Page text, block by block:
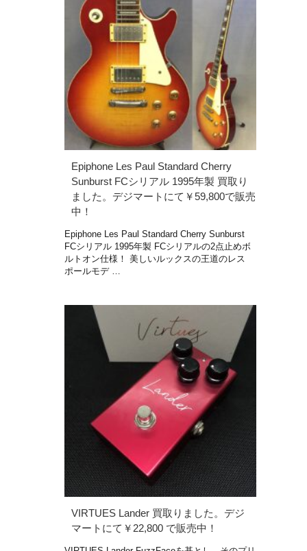
Epiphone Les Paul Standard Cherry
Sunburst FCシリアル 1995年製 買取り
ました。デジマートにて￥59,800で販売
中！
Epiphone Les Paul Standard Cherry Sunburst
FCシリアル 1995年製 FCシリアルの2点止めボ
ルトオン仕様！ 美しいルックスの王道のレス
ポールモデ …
VIRTUES Lander 買取りました。デジ
マートにて￥22,800 で販売中！